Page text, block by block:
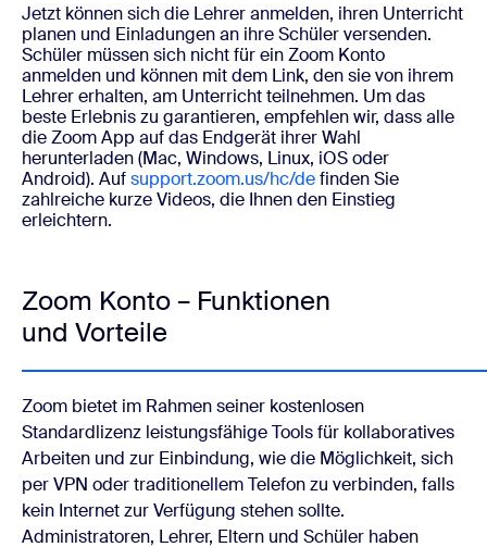
Jetzt können sich die Lehrer anmelden, ihren Unterricht
planen und Einladungen an ihre Schüler versenden.
Schüler müssen sich nicht für ein Zoom Konto
anmelden und können mit dem Link, den sie von ihrem
Lehrer erhalten, am Unterricht teilnehmen. Um das
beste Erlebnis zu garantieren, empfehlen wir, dass alle
die Zoom App auf das Endgerät ihrer Wahl
herunterladen (Mac, Windows, Linux, iOS oder
Android). Aufsupport.zoom.us/hc/definden Sie
zahlreiche kurze Videos, die Ihnen den Einstieg
erleichtern.
Zoom Konto – Funktionen
und Vorteile
Zoom bietet im Rahmen seiner kostenlosen
Standardlizenz leistungsfähige Tools für kollaboratives
Arbeiten und zur Einbindung, wie die Möglichkeit, sich
per VPN oder traditionellem Telefon zu verbinden, falls
kein Internet zur Verfügung stehen sollte.
Administratoren, Lehrer, Eltern und Schüler haben